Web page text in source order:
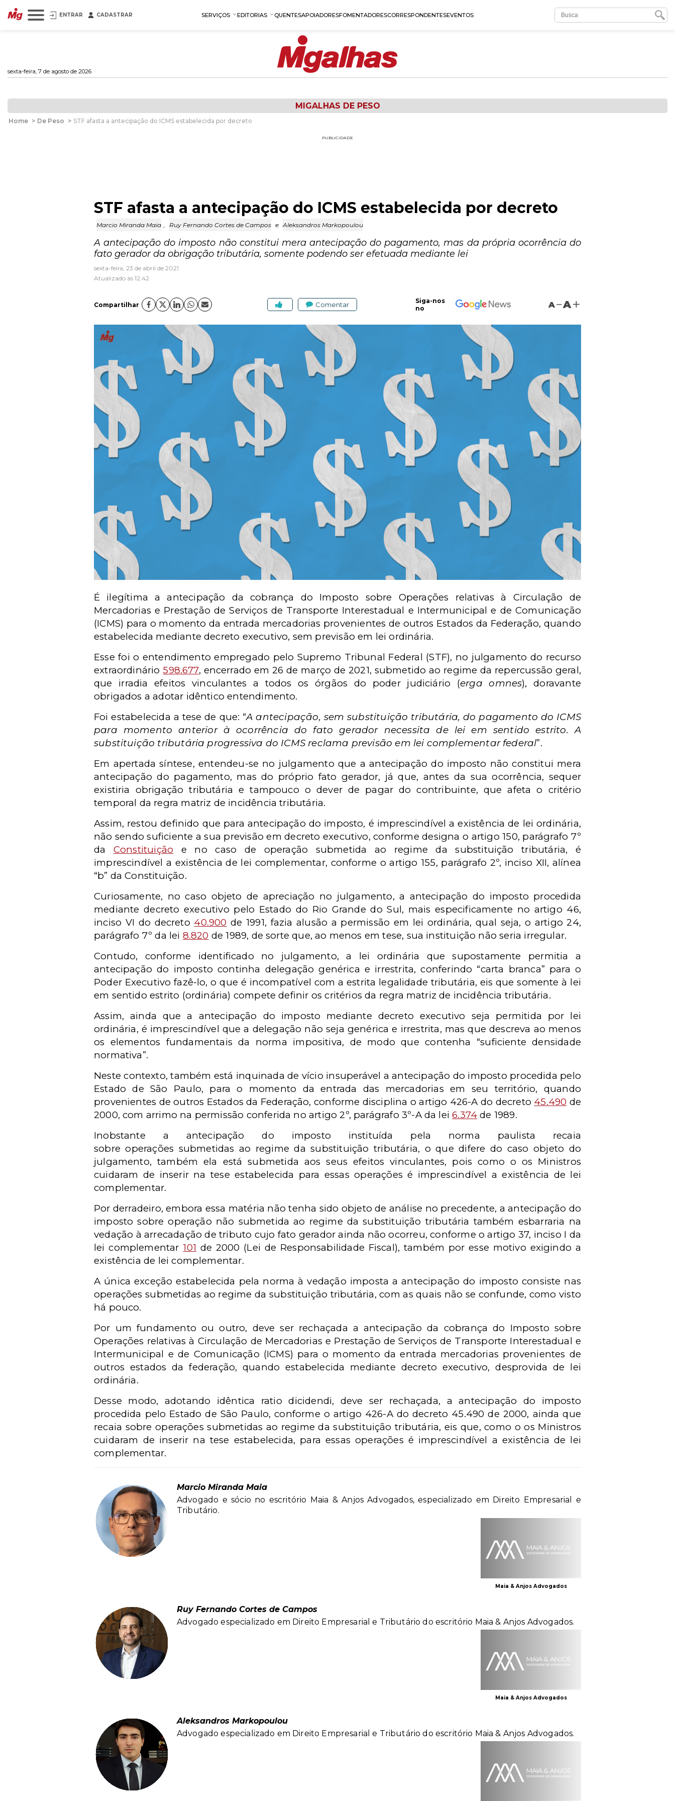
ENTRAR CADASTRAR SERVIÇOS EDITORIAS QUENTESAPOIADORESFOMENTADORESCORRESPONDENTESEVENTOS
sexta-feira, 7 de agosto de 2026
MIGALHAS DE PESO
Home > De Peso > STF afasta a antecipação do ICMS estabelecida por decreto
PUBLICIDADE
STF afasta a antecipação do ICMS estabelecida por decreto
Marcio Miranda Maia , Ruy Fernando Cortes de Campos e Aleksandros Markopoulou
A antecipação do imposto não constitui mera antecipação do pagamento, mas da própria ocorrência do
fato gerador da obrigação tributária, somente podendo ser efetuada mediante lei
sexta-feira, 23 de abril de 2021
Atualizado às 12:42
Compartilhar Comentar
Siga-nos
no
A A
É ilegítima a antecipação da cobrança do Imposto sobre Operações relativas à Circulação de
Mercadorias e Prestação de Serviços de Transporte Interestadual e Intermunicipal e de Comunicação
(ICMS) para o momento da entrada mercadorias provenientes de outros Estados da Federação, quando
estabelecida mediante decreto executivo, sem previsão em lei ordinária.
Esse foi o entendimento empregado pelo Supremo Tribunal Federal (STF), no julgamento do recurso
extraordinário598.677, encerrado em 26 de março de 2021, submetido ao regime da repercussão geral,
que irradia efeitos vinculantes a todos os órgãos do poder judiciário (erga omnes), doravante
obrigados a adotar idêntico entendimento.
Foi estabelecida a tese de que: “A antecipação, sem substituição tributária, do pagamento do ICMS
para momento anterior à ocorrência do fato gerador necessita de lei em sentido estrito. A
substituição tributária progressiva do ICMS reclama previsão em lei complementar federal”.
Em apertada síntese, entendeu-se no julgamento que a antecipação do imposto não constitui mera
antecipação do pagamento, mas do próprio fato gerador, já que, antes da sua ocorrência, sequer
existiria obrigação tributária e tampouco o dever de pagar do contribuinte, que afeta o critério
temporal da regra matriz de incidência tributária.
Assim, restou definido que para antecipação do imposto, é imprescindível a existência de lei ordinária,
não sendo suficiente a sua previsão em decreto executivo, conforme designa o artigo 150, parágrafo 7º
da Constituição e no caso de operação submetida ao regime da substituição tributária, é
imprescindível a existência de lei complementar, conforme o artigo 155, parágrafo 2º, inciso XII, alínea
“b” da Constituição.
Curiosamente, no caso objeto de apreciação no julgamento, a antecipação do imposto procedida
mediante decreto executivo pelo Estado do Rio Grande do Sul, mais especificamente no artigo 46,
inciso VI do decreto 40.900 de 1991, fazia alusão a permissão em lei ordinária, qual seja, o artigo 24,
parágrafo 7º da lei 8.820 de 1989, de sorte que, ao menos em tese, sua instituição não seria irregular.
Contudo, conforme identificado no julgamento, a lei ordinária que supostamente permitia a
antecipação do imposto continha delegação genérica e irrestrita, conferindo “carta branca” para o
Poder Executivo fazê-lo, o que é incompatível com a estrita legalidade tributária, eis que somente à lei
em sentido estrito (ordinária) compete definir os critérios da regra matriz de incidência tributária.
Assim, ainda que a antecipação do imposto mediante decreto executivo seja permitida por lei
ordinária, é imprescindível que a delegação não seja genérica e irrestrita, mas que descreva ao menos
os elementos fundamentais da norma impositiva, de modo que contenha “suficiente densidade
normativa”.
Neste contexto, também está inquinada de vício insuperável a antecipação do imposto procedida pelo
Estado de São Paulo, para o momento da entrada das mercadorias em seu território, quando
provenientes de outros Estados da Federação, conforme disciplina o artigo 426-A do decreto 45.490 de
2000, com arrimo na permissão conferida no artigo 2º, parágrafo 3º-A da lei6.374 de 1989.
Inobstante a antecipação do imposto instituída pela norma paulista recaia
sobre operações submetidas ao regime da substituição tributária, o que difere do caso objeto do
julgamento, também ela está submetida aos seus efeitos vinculantes, pois como o os Ministros
cuidaram de inserir na tese estabelecida para essas operações é imprescindível a existência de lei
complementar.
Por derradeiro, embora essa matéria não tenha sido objeto de análise no precedente, a antecipação do
imposto sobre operação não submetida ao regime da substituição tributária também esbarraria na
vedação à arrecadação de tributo cujo fato gerador ainda não ocorreu, conforme o artigo 37, inciso I da
lei complementar101 de 2000 (Lei de Responsabilidade Fiscal), também por esse motivo exigindo a
existência de lei complementar.
A única exceção estabelecida pela norma à vedação imposta a antecipação do imposto consiste nas
operações submetidas ao regime da substituição tributária, com as quais não se confunde, como visto
há pouco.
Por um fundamento ou outro, deve ser rechaçada a antecipação da cobrança do Imposto sobre
Operações relativas à Circulação de Mercadorias e Prestação de Serviços de Transporte Interestadual e
Intermunicipal e de Comunicação (ICMS) para o momento da entrada mercadorias provenientes de
outros estados da federação, quando estabelecida mediante decreto executivo, desprovida de lei
ordinária.
Desse modo, adotando idêntica ratio dicidendi, deve ser rechaçada, a antecipação do imposto
procedida pelo Estado de São Paulo, conforme o artigo 426-A do decreto 45.490 de 2000, ainda que
recaia sobre operações submetidas ao regime da substituição tributária, eis que, como o os Ministros
cuidaram de inserir na tese estabelecida, para essas operações é imprescindível a existência de lei
complementar.
Marcio Miranda Maia
Advogado e sócio no escritório Maia & Anjos Advogados, especializado em Direito Empresarial e
Tributário.
Maia & Anjos Advogados
Ruy Fernando Cortes de Campos
Advogado especializado em Direito Empresarial e Tributário do escritório Maia & Anjos Advogados.
Maia & Anjos Advogados
Aleksandros Markopoulou
Advogado especializado em Direito Empresarial e Tributário do escritório Maia & Anjos Advogados.